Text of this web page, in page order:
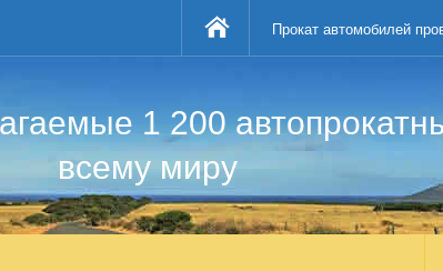
Прокат автомобилей
1 200
всему миру